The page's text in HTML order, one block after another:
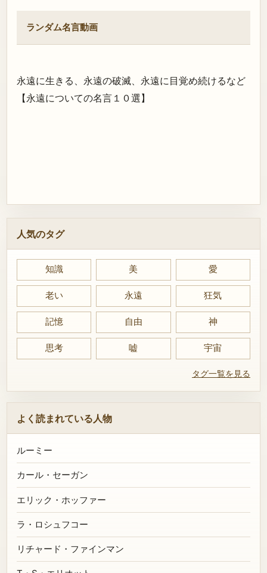
ランダム名言動画
永遠に生きる、永遠の破滅、永遠に目覚め続けるなど
【永遠についての名言１０選】
人気のタグ
知識 美 愛
老い 永遠 狂気
記憶 自由 神
思考 嘘 宇宙
タグ一覧を見る
よく読まれている人物
ルーミー
カール・セーガン
エリック・ホッファー
ラ・ロシュフコー
リチャード・ファインマン